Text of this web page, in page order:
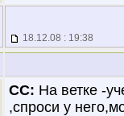
18.12.08 : 19:38
CC: На ветке -
,спроси у